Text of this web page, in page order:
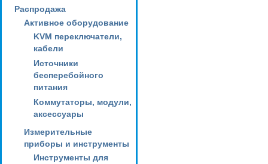
Распродажа
Активное оборудование
KVM переключатели,
кабели
Источники
бесперебойного
питания
Коммутаторы, модули,
аксессуары
Измерительные
приборы и инструменты
Инструменты для